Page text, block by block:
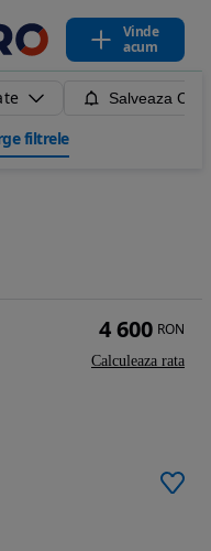
Vinde
acum
Salveaza
filtrele
4 600 RON
Calculeaza rata